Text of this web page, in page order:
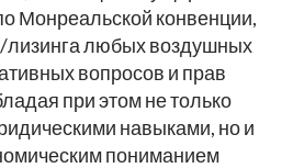
Монреальской конвенции,
любых воздушных
вопросов и прав
при этом не только
навыками, но и
пониманием